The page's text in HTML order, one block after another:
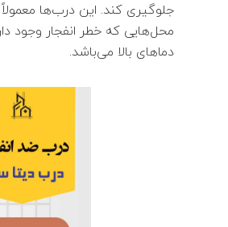
جلوگیری کند. این درب‌ها
محل‌هایی که خطر انفجار وجود
دماهای بالا می‌باشد.